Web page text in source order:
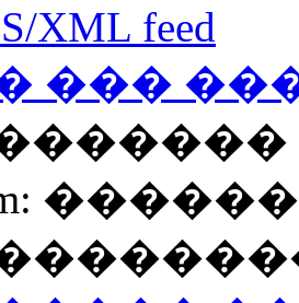
XML feed
���